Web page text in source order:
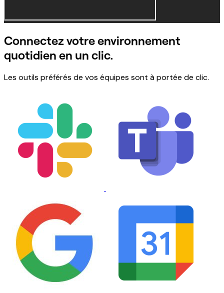
Connectez votre environnement
quotidien en un clic.
Les outils préférés de vos équipes sont à portée de clic.